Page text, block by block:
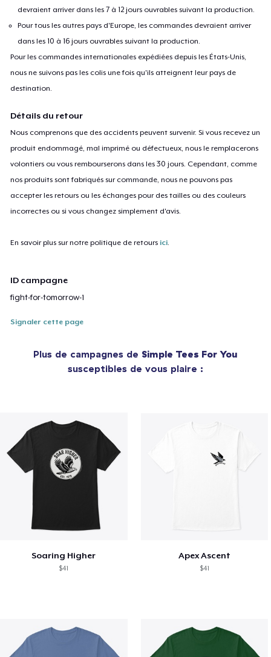
devraient arriver dans les 7 à 12 jours ouvrables suivant la production.
Pour tous les autres pays d'Europe, les commandes devraient arriver
dans les 10 à 16 jours ouvrables suivant la production.
Pour les commandes internationales expédiées depuis les États-Unis,
nous ne suivons pas les colis une fois qu'ils atteignent leur pays de
destination.
Détails du retour
Nous comprenons que des accidents peuvent survenir. Si vous recevez un
produit endommagé, mal imprimé ou défectueux, nous le remplacerons
volontiers ou vous rembourserons dans les 30 jours. Cependant, comme
nos produits sont fabriqués sur commande, nous ne pouvons pas
accepter les retours ou les échanges pour des tailles ou des couleurs
incorrectes ou si vous changez simplement d'avis.
En savoir plus sur notre politique de retours ici
ID campagne
fight-for-tomorrow-1
Signaler cette page
Plus de campagnes de Simple Tees For You
susceptibles de vous plaire :
Soaring Higher
$41
Apex Ascent
$41